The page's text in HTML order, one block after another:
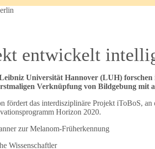
entwickelt
Universität Hannover (LUH)
Verknüpfung von Bildgebung
fördert das interdisziplinäre Projekt iToBoS, an
Horizon 2020.
zur Melanom-Früherkennung